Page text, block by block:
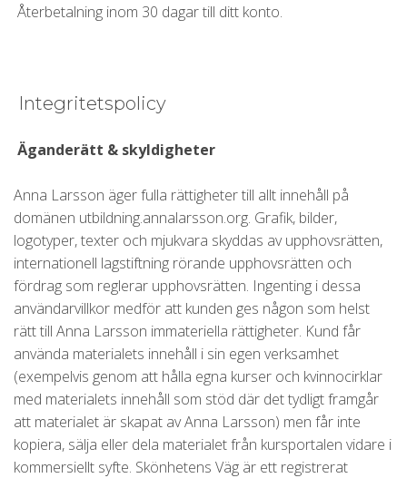
Återbetalning inom 30 dagar till ditt konto.
Integritetspolicy
Äganderätt & skyldigheter
Anna Larsson äger fulla rättigheter till allt innehåll på
domänen utbildning.annalarsson.org. Grafik, bilder,
logotyper, texter och mjukvara skyddas av upphovsrätten,
internationell lagstiftning rörande upphovsrätten och
fördrag som reglerar upphovsrätten. Ingenting i dessa
användarvillkor medför att kunden ges någon som helst
rätt till Anna Larsson immateriella rättigheter. Kund får
använda materialets innehåll i sin egen verksamhet
(exempelvis genom att hålla egna kurser och kvinnocirklar
med materialets innehåll som stöd där det tydligt framgår
att materialet är skapat av Anna Larsson) men får inte
kopiera, sälja eller dela materialet från kursportalen vidare i
kommersiellt syfte. Skönhetens Väg är ett registrerat